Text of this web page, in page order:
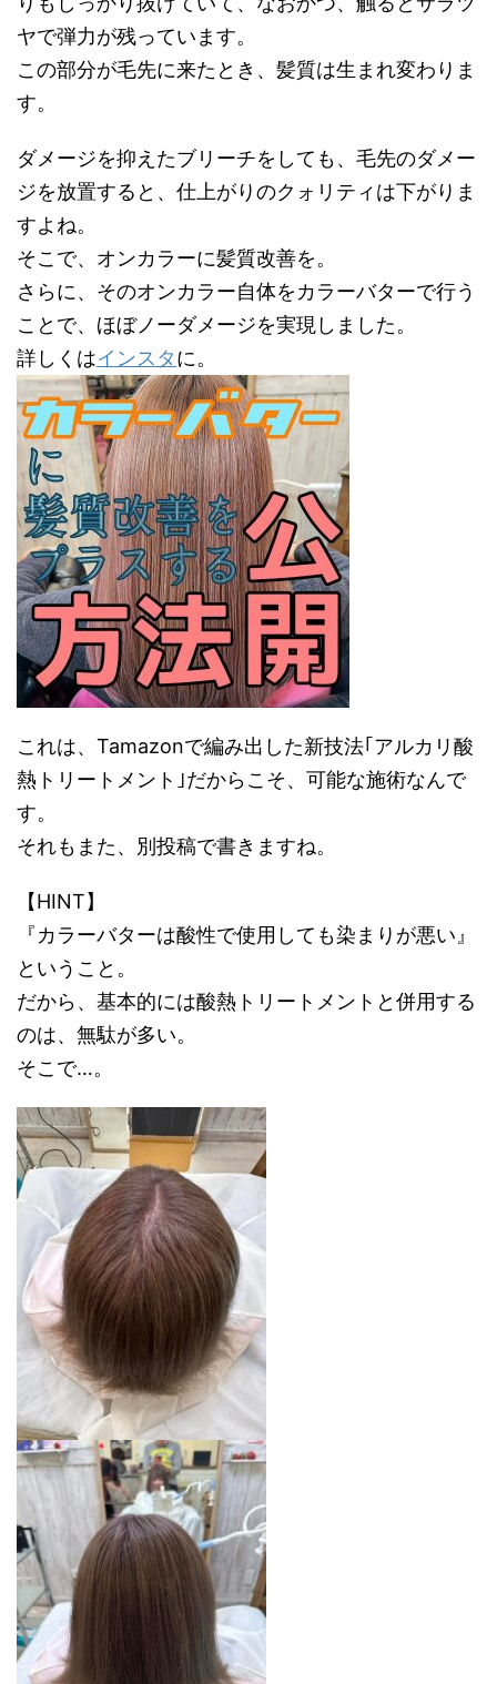
ヤで弾力が残っています。
この部分が毛先に来たとき、髪質は生まれ変わりま
す。
ダメージを抑えたブリーチをしても、毛先のダメー
ジを放置すると、仕上がりのクォリティは下がりま
すよね。
そこで、オンカラーに髪質改善を。
さらに、そのオンカラー自体をカラーバターで行う
ことで、ほぼノーダメージを実現しました。
詳しくはインスタに。
これは、Tamazonで編み出した新技法｢アルカリ酸
熱トリートメント｣だからこそ、可能な施術なんで
す。
それもまた、別投稿で書きますね。
【HINT】
『カラーバターは酸性で使用しても染まりが悪い』
ということ。
だから、基本的には酸熱トリートメントと併用する
のは、無駄が多い。
そこで…。